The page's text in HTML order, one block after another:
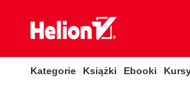
Kategorie Książki Ebooki